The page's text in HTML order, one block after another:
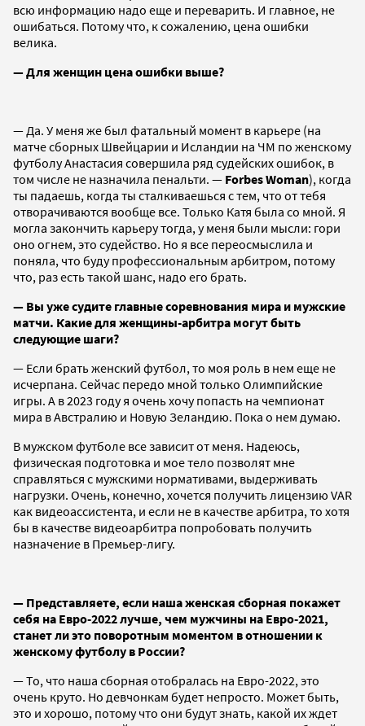
всю информацию надо еще и переварить. И главное, не
ошибаться. Потому что, к сожалению, цена ошибки
велика.
— Для женщин цена ошибки выше?
— Да. У меня же был фатальный момент в карьере (на
матче сборных Швейцарии и Исландии на ЧМ по женскому
футболу Анастасия совершила ряд судейских ошибок, в
том числе не назначила пенальти. — Forbes Woman), когда
ты падаешь, когда ты сталкиваешься с тем, что от тебя
отворачиваются вообще все. Только Катя была со мной. Я
могла закончить карьеру тогда, у меня были мысли: гори
оно огнем, это судейство. Но я все переосмыслила и
поняла, что буду профессиональным арбитром, потому
что, раз есть такой шанс, надо его брать.
— Вы уже судите главные соревнования мира и мужские
матчи. Какие для женщины-арбитра могут быть
следующие шаги?
— Если брать женский футбол, то моя роль в нем еще не
исчерпана. Сейчас передо мной только Олимпийские
игры. А в 2023 году я очень хочу попасть на чемпионат
мира в Австралию и Новую Зеландию. Пока о нем думаю.
В мужском футболе все зависит от меня. Надеюсь,
физическая подготовка и мое тело позволят мне
справляться с мужскими нормативами, выдерживать
нагрузки. Очень, конечно, хочется получить лицензию VAR
как видеоассистента, и если не в качестве арбитра, то хотя
бы в качестве видеоарбитра попробовать получить
назначение в Премьер-лигу.
— Представляете, если наша женская сборная покажет
себя на Евро-2022 лучше, чем мужчины на Евро-2021,
станет ли это поворотным моментом в отношении к
женскому футболу в России?
— То, что наша сборная отобралась на Евро-2022, это
очень круто. Но девчонкам будет непросто. Может быть,
это и хорошо, потому что они будут знать, какой их ждет